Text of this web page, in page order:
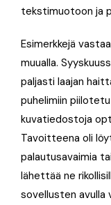
tekstimuotoon ja
Esimerkkejä
muualla.
paljasti laajan
puhelimiin
kuvatiedostoja
Tavoitteena oli
palautusavaimia
lähettää ne
sovellusten avulla